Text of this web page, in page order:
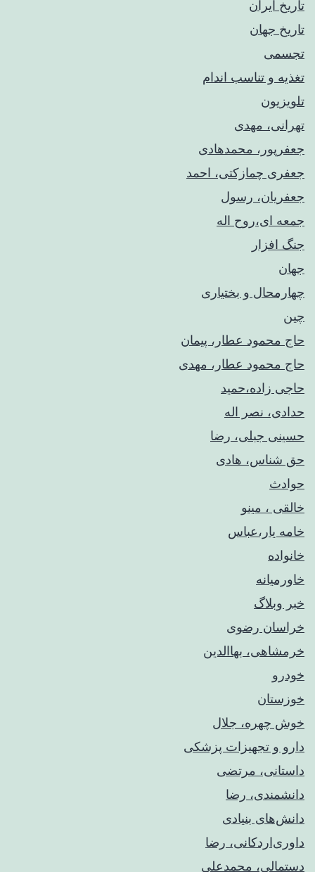
تاریخ ایران
تاریخ جهان
تجسمی
تغذیه و تناسب اندام
تلویزیون
تهرانی، مهدی
جعفرپور، محمدهادی
جعفری چمازکتی، احمد
جعفریان، رسول
جمعه ای،روح اله
جنگ افزار
جهان
چهارمحال و بختیاری
چین
حاج محمود عطار، پیمان
حاج محمود عطار، مهدی
حاجی زاده،حمید
حدادی، نصر اله
حسینی جبلی، رضا
حق شناس، هادی
حوادث
خالقی ، مینو
خامه یار،عباس
خانواده
خاورمیانه
خبر وبلاگ
خراسان رضوی
خرمشاهی، بهاالدین
خودرو
خوزستان
خوش چهره، جلال
دارو و تجهیزات پزشکی
داستانی، مرتضی
دانشمندی، رضا
دانش‌های بنیادی
داوری‌اردکانی، رضا
دستمالی، محمدعلی